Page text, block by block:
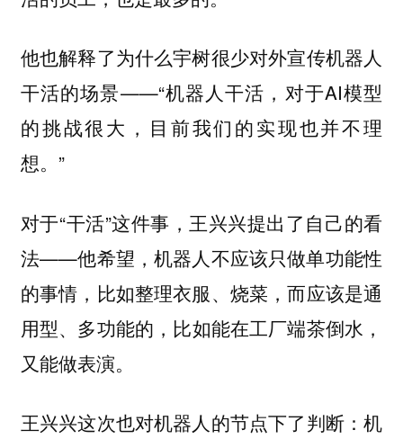
他也解释了为什么宇树很少对外宣传机器人
干活的场景——“机器人干活，对于AI模型
的挑战很大，目前我们的实现也并不理
想。”
对于“干活”这件事，王兴兴提出了自己的看
法——他希望，机器人不应该只做单功能性
的事情，比如整理衣服、烧菜，而应该是通
用型、多功能的 ，比如能在工厂端茶倒水，
又能做表演。
王兴兴这次也对机器人的节点下了判断：机